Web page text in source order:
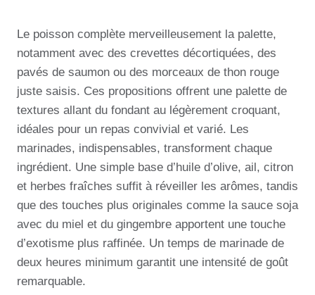
Le poisson complète merveilleusement la palette,
notamment avec des crevettes décortiquées, des
pavés de saumon ou des morceaux de thon rouge
juste saisis. Ces propositions offrent une palette de
textures allant du fondant au légèrement croquant,
idéales pour un repas convivial et varié. Les
marinades, indispensables, transforment chaque
ingrédient. Une simple base d’huile d’olive, ail, citron
et herbes fraîches suffit à réveiller les arômes, tandis
que des touches plus originales comme la sauce soja
avec du miel et du gingembre apportent une touche
d’exotisme plus raffinée. Un temps de marinade de
deux heures minimum garantit une intensité de goût
remarquable.